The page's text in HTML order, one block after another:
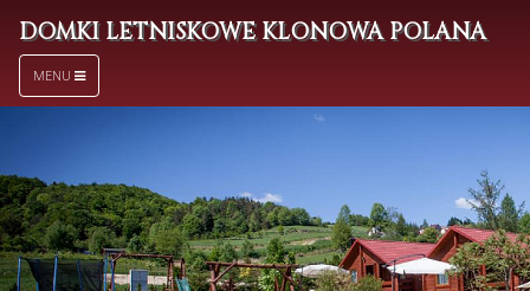
DOMKI LETNISKOWE KLONOWA POLANA
MENU